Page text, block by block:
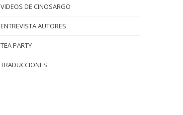
VIDEOS DE CINOSARGO
ENTREVISTA AUTORES
TEA PARTY
TRADUCCIONES